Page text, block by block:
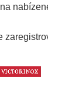
nabízené
zaregistrovat.